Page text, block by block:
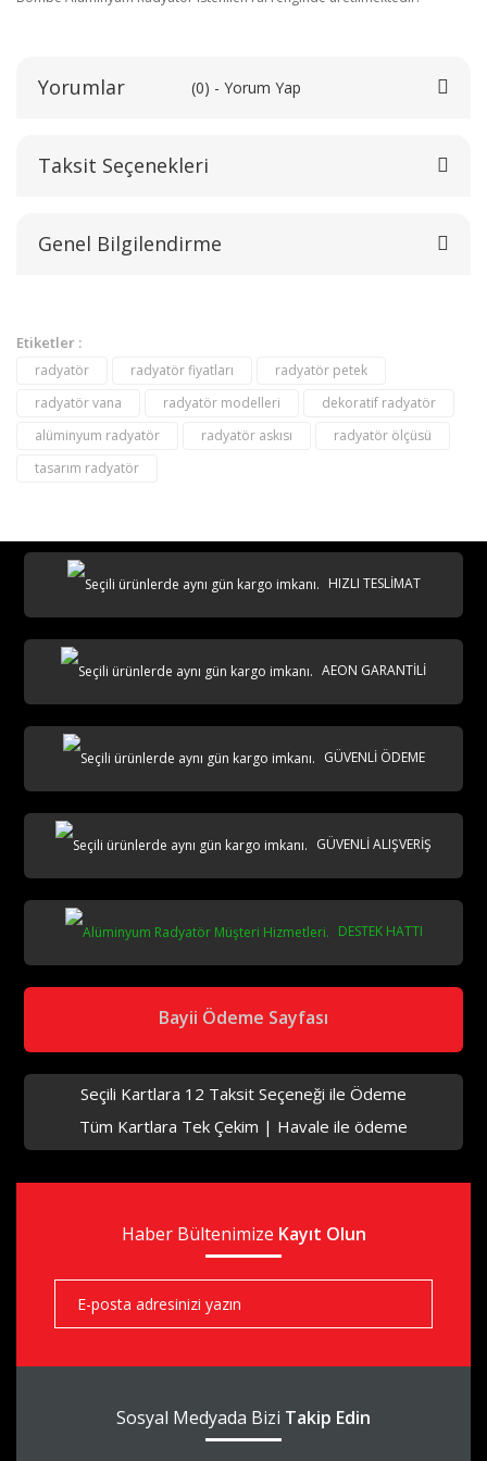
Yorumlar (0) - Yorum Yap
Bu ürüne ilk yorumu siz yapın!
Yorum Yaz
Taksit Seçenekleri
Genel Bilgilendirme
aks
aks
Etiketler :
radyatör radyatör fiyatları
radyatör petek
radyatör vana
radyatör modelleri
dekoratif radyatör
alüminyum radyatör
radyatör askısı
radyatör ölçüsü
tasarım radyatör
HIZLI TESLİMAT
AEON GARANTİLİ
GÜVENLİ ÖDEME
GÜVENLİ ALIŞVERİŞ
DESTEK HATTI
Bayii Ödeme Sayfası
Seçili Kartlara 12 Taksit Seçeneği ile Ödeme
Tüm Kartlara Tek Çekim | Havale ile ödeme
Haber Bültenimize Kayıt Olun
Sosyal Medyada Bizi Takip Edin